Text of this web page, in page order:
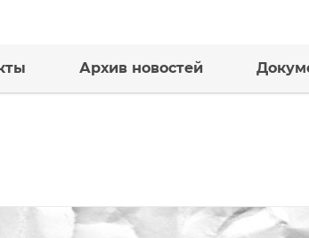
Архив новостей